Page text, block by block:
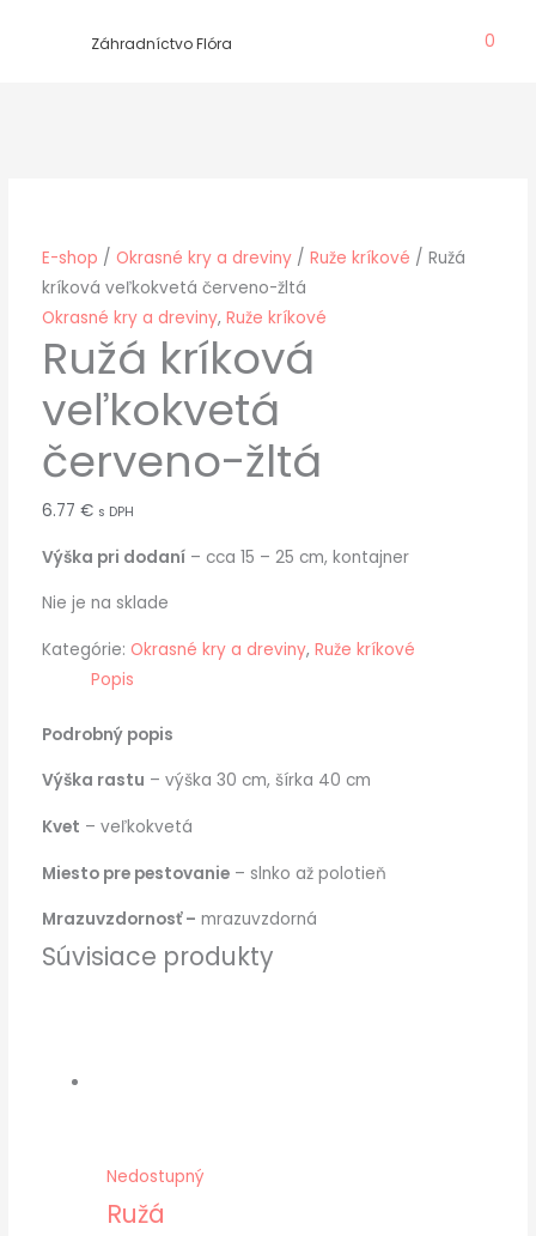
Záhradníctvo Flóra 0
E-shop / Okrasné kry a dreviny/ Ruže kríkové / Ružá
kríková veľkokvetá červeno-žltá
Okrasné kry a dreviny, Ruže kríkové
Ružá kríková
veľkokvetá
červeno-žltá
6.77 € s DPH
Výška pri dodaní– cca 15 – 25 cm, kontajner
Nie je na sklade
Kategórie: Okrasné kry a dreviny, Ruže kríkové
Popis
Podrobný popis
Výška rastu – výška 30 cm, šírka 40 cm
Kvet – veľkokvetá
Miesto pre pestovanie– slnko až polotieň
Mrazuvzdornosť – mrazuvzdorná
Súvisiace produkty
Nedostupný
Ružá